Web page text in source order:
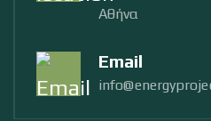
Αθήνα
Email